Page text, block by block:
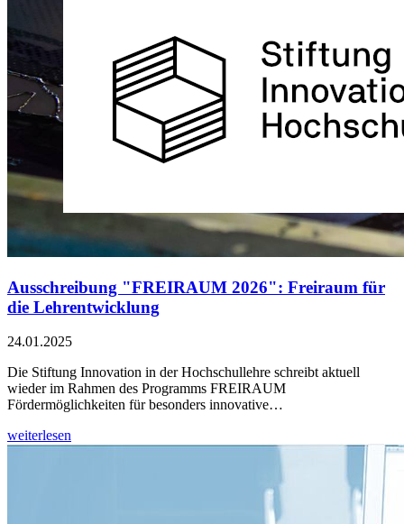
Ausschreibung "FREIRAUM 2026": Freiraum für
die Lehrentwicklung
24.01.2025
Die Stiftung Innovation in der Hochschullehre schreibt aktuell
wieder im Rahmen des Programms FREIRAUM
Fördermöglichkeiten für besonders innovative…
weiterlesen